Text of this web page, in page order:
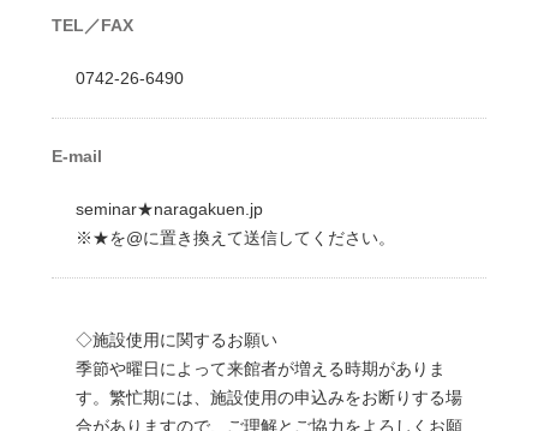
TEL／FAX
0742-26-6490
E-mail
seminar★naragakuen.jp
※★を@に置き換えて送信してください。
◇施設使用に関するお願い
季節や曜日によって来館者が増える時期がありま
す。繁忙期には、施設使用の申込みをお断りする場
合がありますので、ご理解とご協力をよろしくお願